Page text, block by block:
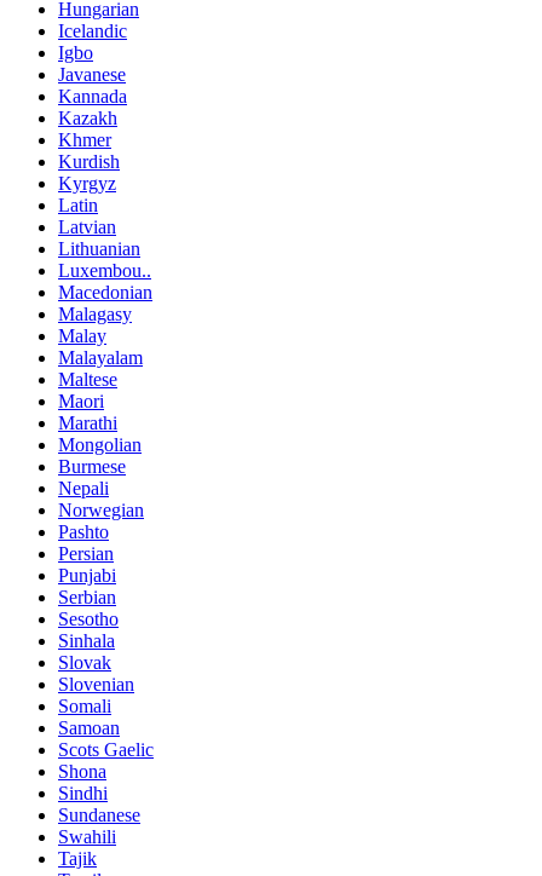
Hungarian
Icelandic
Igbo
Javanese
Kannada
Kazakh
Khmer
Kurdish
Kyrgyz
Latin
Latvian
Lithuanian
Luxembou..
Macedonian
Malagasy
Malay
Malayalam
Maltese
Maori
Marathi
Mongolian
Burmese
Nepali
Norwegian
Pashto
Persian
Punjabi
Serbian
Sesotho
Sinhala
Slovak
Slovenian
Somali
Samoan
Scots Gaelic
Shona
Sindhi
Sundanese
Swahili
Tajik